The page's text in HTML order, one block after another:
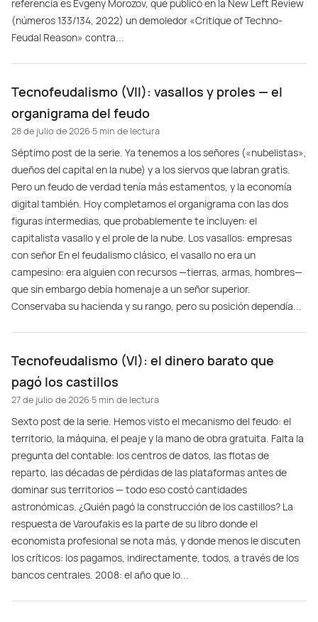
referencia es Evgeny Morozov, que publicó en la New Left Review
(números 133/134, 2022) un demoledor «Critique of Techno-
Feudal Reason» contra...
Tecnofeudalismo (VII): vasallos y proles — el
organigrama del feudo
28 de julio de 2026·5 min de lectura
Séptimo post de la serie. Ya tenemos a los señores («nubelistas»,
dueños del capital en la nube) y a los siervos que labran gratis.
Pero un feudo de verdad tenía más estamentos, y la economía
digital también. Hoy completamos el organigrama con las dos
figuras intermedias, que probablemente te incluyen: el
capitalista vasallo y el prole de la nube. Los vasallos: empresas
con señor En el feudalismo clásico, el vasallo no era un
campesino: era alguien con recursos —tierras, armas, hombres—
que sin embargo debía homenaje a un señor superior.
Conservaba su hacienda y su rango, pero su posición dependía...
Tecnofeudalismo (VI): el dinero barato que
pagó los castillos
27 de julio de 2026·5 min de lectura
Sexto post de la serie. Hemos visto el mecanismo del feudo: el
territorio, la máquina, el peaje y la mano de obra gratuita. Falta la
pregunta del contable: los centros de datos, las flotas de
reparto, las décadas de pérdidas de las plataformas antes de
dominar sus territorios — todo eso costó cantidades
astronómicas. ¿Quién pagó la construcción de los castillos? La
respuesta de Varoufakis es la parte de su libro donde el
economista profesional se nota más, y donde menos le discuten
los críticos: los pagamos, indirectamente, todos, a través de los
bancos centrales. 2008: el año que lo...